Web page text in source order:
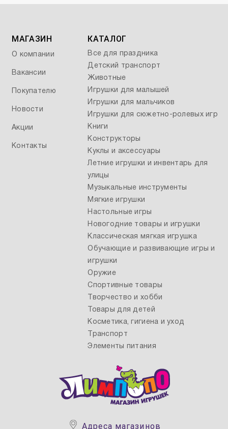
Адреса магазинов
МАГАЗИН
О компании
Вакансии
Покупателю
Новости
Акции
Контакты
КАТАЛОГ
Все для праздника
Детский транспорт
Животные
Игрушки для малышей
Игрушки для мальчиков
Игрушки для сюжетно-ролевых игр
Книги
Конструкторы
Куклы и аксессуары
Летние игрушки и инвентарь для
улицы
Музыкальные инструменты
Мягкие игрушки
Настольные игры
Новогодние товары и игрушки
Классическая мягкая игрушка
Обучающие и развивающие игры и
игрушки
Оружие
Спортивные товары
Творчество и хобби
Товары для детей
Косметика, гигиена и уход
Транспорт
Элементы питания